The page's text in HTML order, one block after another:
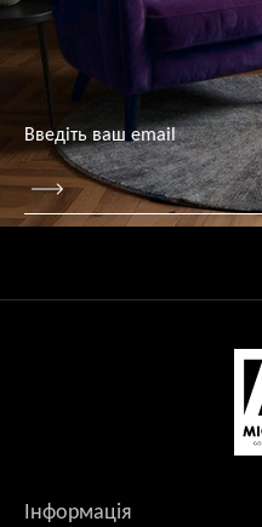
Інформація